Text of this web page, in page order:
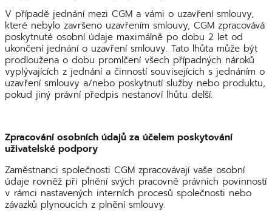
V případě jednání mezi CGM a vámi o uzavření smlouvy,
které nebylo završeno uzavřením smlouvy, CGM zpracovává
poskytnuté osobní údaje maximálně po dobu 2 let od
ukončení jednání o uzavření smlouvy. Tato lhůta může být
prodloužena o dobu promlčení všech případných nároků
vyplývajících z jednání a činností souvisejících s jednáním o
uzavření smlouvy a/nebo poskytnutí služby nebo produktu,
pokud jiný právní předpis nestanoví lhůtu delší.
Zpracování osobních údajů za účelem poskytování
uživatelské podpory
Zaměstnanci společnosti CGM zpracovávají vaše osobní
údaje rovněž při plnění svých pracovně právních povinností
v rámci nastavených interních procesů společnosti nebo
závazků plynoucích z plnění smlouvy.